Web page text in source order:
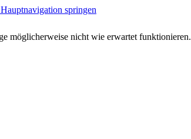
springen
möglicherweise nicht wie erwartet funktionieren.